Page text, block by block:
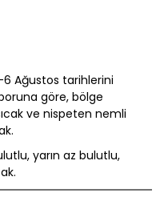
6 Ağustos tarihlerini
göre, bölge
ve nispeten nemli
yarın az bulutlu,